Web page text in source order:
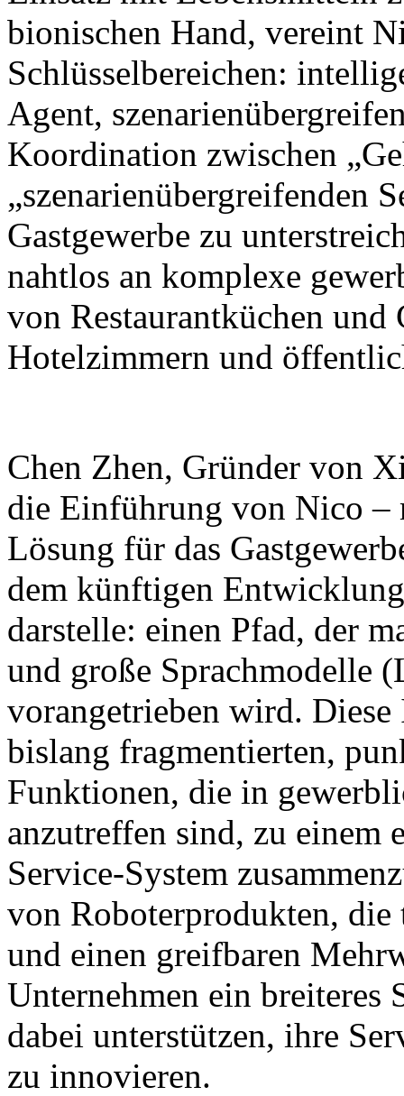
bionischen Hand, vereint
Schlüsselbereichen:
Agent,
Koordination zwischen
„szenarienübergreifenden
Gastgewerbe zu
nahtlos an komplexe
von Restaurantküchen und
Hotelzimmern und
Chen Zhen, Gründer von
die Einführung von Nico –
Lösung für das
dem künftigen
darstelle: einen Pfad, der
und große Sprachmodelle
vorangetrieben wird.
bislang fragmentierten,
Funktionen, die in
anzutreffen sind, zu einem
Service-System
von Roboterprodukten,
und einen greifbaren
Unternehmen ein breiteres
dabei unterstützen, ihre
zu innovieren.